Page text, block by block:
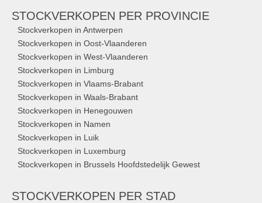
STOCKVERKOPEN PER PROVINCIE
Stockverkopen in Antwerpen
Stockverkopen in Oost-Vlaanderen
Stockverkopen in West-Vlaanderen
Stockverkopen in Limburg
Stockverkopen in Vlaams-Brabant
Stockverkopen in Waals-Brabant
Stockverkopen in Henegouwen
Stockverkopen in Namen
Stockverkopen in Luik
Stockverkopen in Luxemburg
Stockverkopen in Brussels Hoofdstedelijk Gewest
STOCKVERKOPEN PER STAD